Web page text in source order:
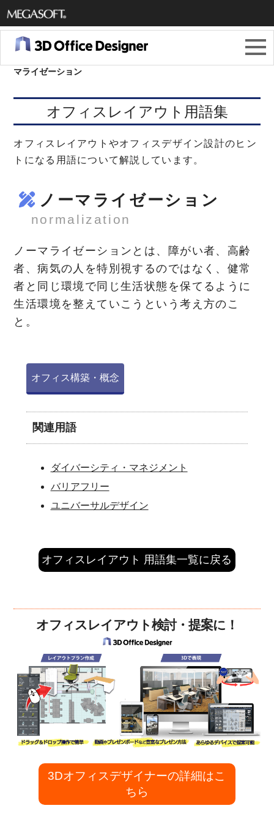
メガソ
フト株
式会社
マライゼーション
オフィスレイアウト用語集
オフィスレイアウトやオフィスデザイン設計のヒン
トになる用語について解説しています。
ノーマライゼーション
normalization
ノーマライゼーションとは、障がい者、高齢
者、病気の人を特別視するのではなく、健常
者と同じ環境で同じ生活状態を保てるように
生活環境を整えていこうという考え方のこ
と。
オフィス構築・概念
関連用語
ダイバーシティ・マネジメント
バリアフリー
ユニバーサルデザイン
オフィスレイアウト 用語集一覧に戻る
オフィスレイアウト検討・提案に！
3Dオフィスデザイナーの詳細はこ
ちら